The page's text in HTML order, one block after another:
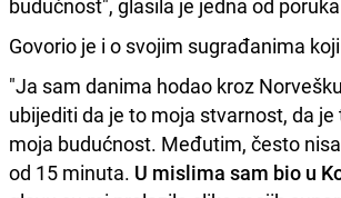
Govorio je i o svojim sugrađanima
"Ja sam danima hodao kroz
ubijediti da je to moja stvarnost, da
moja budućnost. Međutim, često
od 15 minuta. U mislima sam bio u